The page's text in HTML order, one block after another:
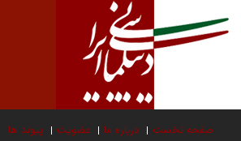
صفحه نخست درباره ما عضویت پیوند ها